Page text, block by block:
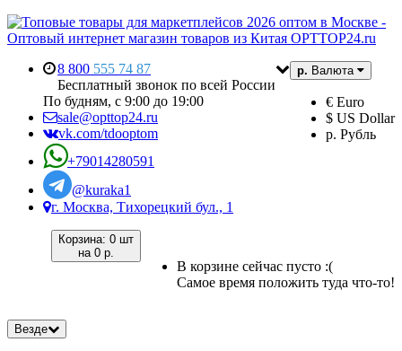
р. Валюта
€ Euro
$ US Dollar
р. Рубль
8 800 555 74 87
Бесплатный звонок по всей России
По будням, с 9:00 до 19:00
sale@opttop24.ru
vk.com/tdooptom
+79014280591
@kuraka1
г. Москва, Тихорецкий бул., 1
Корзина: 0 шт
на 0 р.
В корзине сейчас пусто :(
Самое время положить туда что-то!
Везде